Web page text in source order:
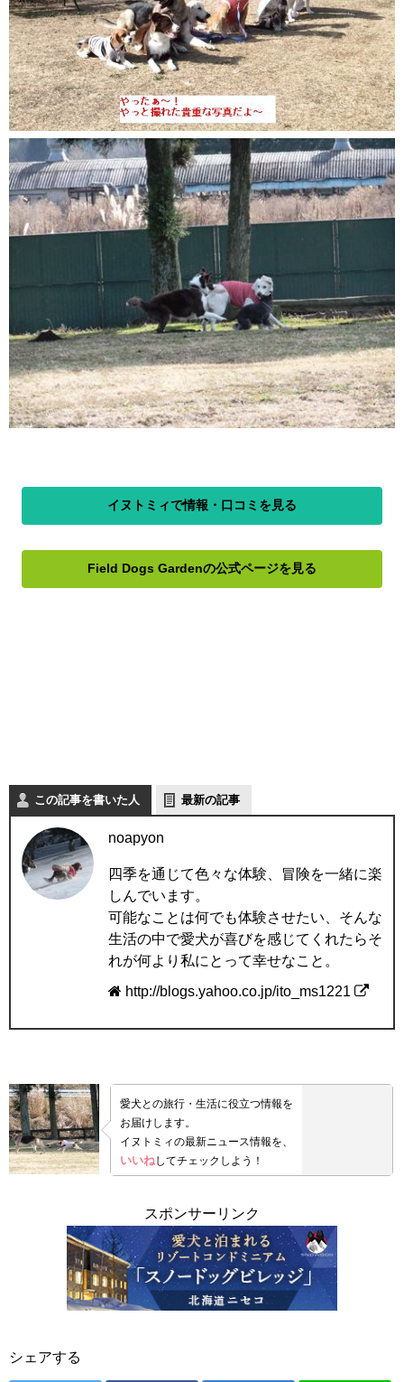
イヌトミィで情報・口コミを見る
Field Dogs Gardenの公式ページを見る
この記事を書いた人 最新の記事
noapyon
四季を通じて色々な体験、冒険を一緒に楽
しんでいます。
可能なことは何でも体験させたい、そんな
生活の中で愛犬が喜びを感じてくれたらそ
れが何より私にとって幸せなこと。
http://blogs.yahoo.co.jp/ito_ms1221
愛犬との旅行・生活に役立つ情報を
お届けします。
イヌトミィの最新ニュース情報を、
いいねしてチェックしよう！
スポンサーリンク
シェアする